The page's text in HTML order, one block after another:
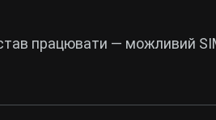
працювати — можливий